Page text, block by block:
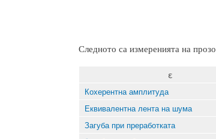
Следното са измеренията на
ε
Кохерентна амплитуда
Еквивалентна лента на шума
Загуба при преработката